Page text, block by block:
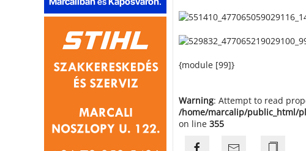
{module [99]}
Warning: Attempt to read
/home/marcalip/public_html/
on line 355